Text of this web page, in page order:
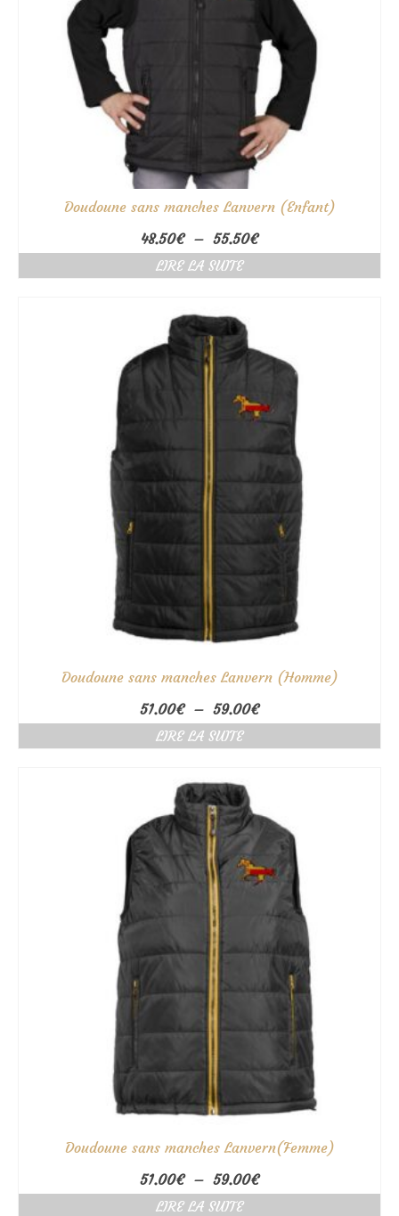
Doudoune sans manches Lanvern (Enfant)
48.50€ – 55.50€Plage
de
LIRE LA SUITE
Doudoune sans manches Lanvern (Homme)
51.00€ – 59.00€Plage
de
LIRE LA SUITE
Doudoune sans manches Lanvern(Femme)
51.00€ – 59.00€Plage
de
LIRE LA SUITE